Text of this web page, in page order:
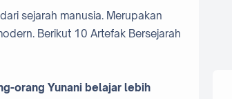
sejarah manusia. Merupakan
Berikut 10 Artefak Bersejarah
orang Yunani belajar lebih